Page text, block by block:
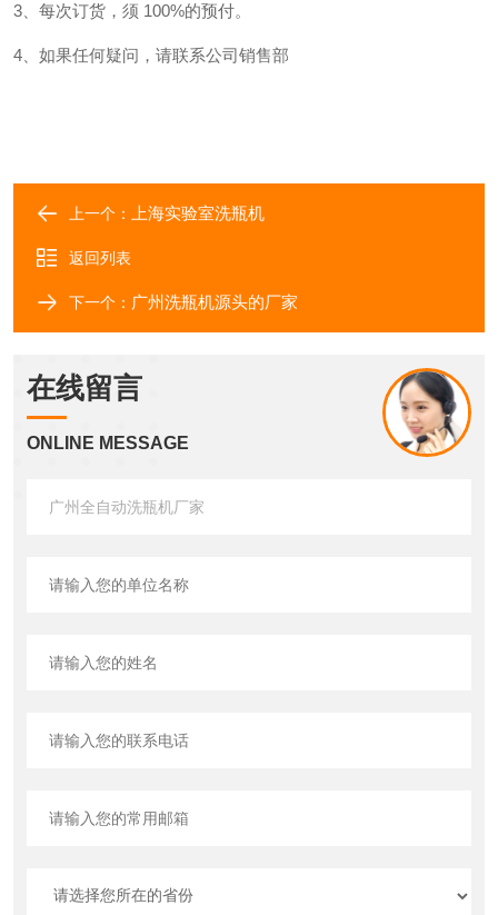
3、每次订货，须 100%的预付。
4、如果任何疑问，请联系公司销售部
上一个： 上海实验室洗瓶机
返回列表
下一个： 广州洗瓶机源头的厂家
在线留言
ONLINE MESSAGE